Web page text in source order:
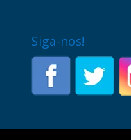
Siga-nos!